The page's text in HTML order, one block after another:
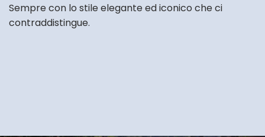
Sempre con lo stile elegante ed iconico che ci
contraddistingue.